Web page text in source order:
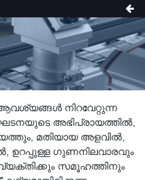
നിറവേറ്റുന്ന
അഭിപ്രായത്തിൽ,
മതിയായ അളവിൽ,
ഉറപ്പുള്ള ഗുണനിലവാരവും
സമൂഹത്തിനും